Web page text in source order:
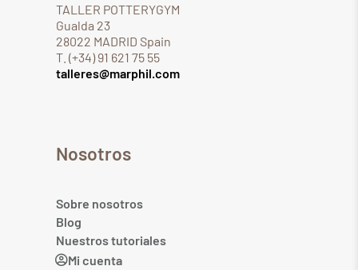
TALLER POTTERYGYM
Gualda 23
28022 MADRID Spain
T. (+34) 91 621 75 55
talleres@marphil.com
Nosotros
Sobre nosotros
Blog
Nuestros tutoriales
Mi cuenta